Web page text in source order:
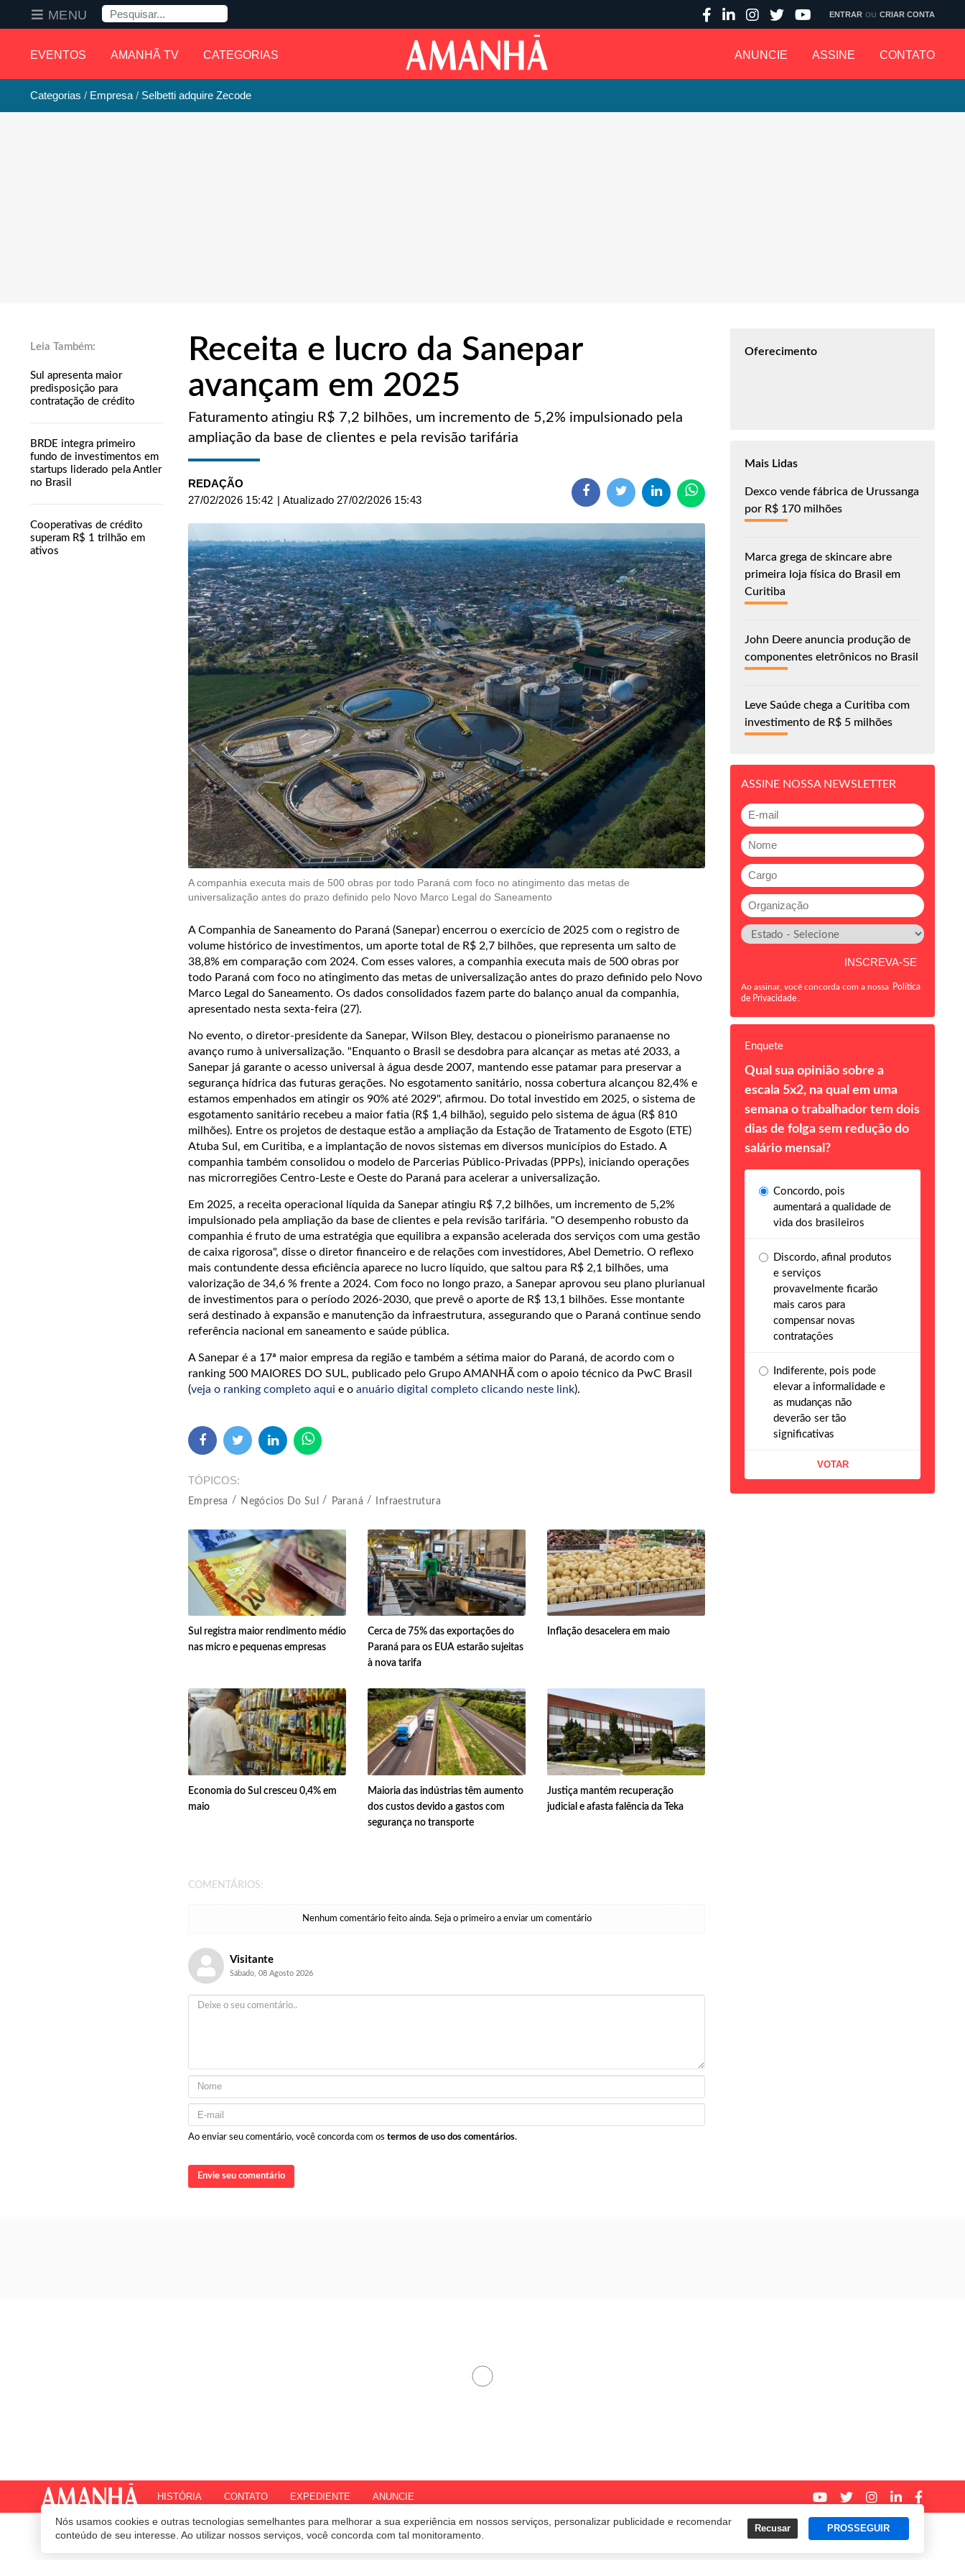
EVENTOS AMANHÃ TV CATEGORIAS ANUNCIE ASSINE CONTATO
MENU Pesquisa ENTRAR ou CRIAR CONTA
Nós usamos cookies e outras tecnologias semelhantes para melhorar a sua experiência em nossos serviços, personalizar publicidade e recomendar
conteúdo de seu interesse. Ao utilizar nossos serviços, você concorda com tal monitoramento.
Recusar PROSSEGUIR
Categorias Empresa Selbetti adquire Zecode
Sul apresenta maior
predisposição para
contratação de crédito
BRDE integra primeiro
fundo de investimentos em
startups liderado pela Antler
no Brasil
Cooperativas de crédito
superam R$ 1 trilhão em
ativos
Receita e lucro da Sanepar
avançam em 2025
Faturamento atingiu R$ 7,2 bilhões, um incremento de 5,2% impulsionado pela
ampliação da base de clientes e pela revisão tarifária
REDAÇÃO
27/02/2026 15:42 | Atualizado 27/02/2026 15:43
A companhia executa mais de 500 obras por todo Paraná com foco no atingimento das metas de
universalização antes do prazo definido pelo Novo Marco Legal do Saneamento
A Companhia de Saneamento do Paraná (Sanepar) encerrou o exercício de 2025 com o registro de
volume histórico de investimentos, um aporte total de R$ 2,7 bilhões, que representa um salto de
38,8% em comparação com 2024. Com esses valores, a companhia executa mais de 500 obras por
todo Paraná com foco no atingimento das metas de universalização antes do prazo definido pelo Novo
Marco Legal do Saneamento. Os dados consolidados fazem parte do balanço anual da companhia,
apresentado nesta sexta-feira (27).
No evento, o diretor-presidente da Sanepar, Wilson Bley, destacou o pioneirismo paranaense no
avanço rumo à universalização. "Enquanto o Brasil se desdobra para alcançar as metas até 2033, a
Sanepar já garante o acesso universal à água desde 2007, mantendo esse patamar para preservar a
segurança hídrica das futuras gerações. No esgotamento sanitário, nossa cobertura alcançou 82,4% e
estamos empenhados em atingir os 90% até 2029", afirmou. Do total investido em 2025, o sistema de
esgotamento sanitário recebeu a maior fatia (R$ 1,4 bilhão), seguido pelo sistema de água (R$ 810
milhões). Entre os projetos de destaque estão a ampliação da Estação de Tratamento de Esgoto (ETE)
Atuba Sul, em Curitiba, e a implantação de novos sistemas em diversos municípios do Estado. A
companhia também consolidou o modelo de Parcerias Público-Privadas (PPPs), iniciando operações
nas microrregiões Centro-Leste e Oeste do Paraná para acelerar a universalização.
Em 2025, a receita operacional líquida da Sanepar atingiu R$ 7,2 bilhões, um incremento de 5,2%
impulsionado pela ampliação da base de clientes e pela revisão tarifária. "O desempenho robusto da
companhia é fruto de uma estratégia que equilibra a expansão acelerada dos serviços com uma gestão
de caixa rigorosa", disse o diretor financeiro e de relações com investidores, Abel Demetrio. O reflexo
mais contundente dessa eficiência aparece no lucro líquido, que saltou para R$ 2,1 bilhões, uma
valorização de 34,6 % frente a 2024. Com foco no longo prazo, a Sanepar aprovou seu plano plurianual
de investimentos para o período 2026-2030, que prevê o aporte de R$ 13,1 bilhões. Esse montante
será destinado à expansão e manutenção da infraestrutura, assegurando que o Paraná continue sendo
referência nacional em saneamento e saúde pública.
A Sanepar é a 17ª maior empresa da região e também a sétima maior do Paraná, de acordo com o
ranking 500 MAIORES DO SUL, publicado pelo Grupo AMANHÃ com o apoio técnico da PwC Brasil
(veja o ranking completo aqui e o anuário digital completo clicando neste link).
TÓPICOS
Empresa Negócios Do Sul Paraná Infraestrutura
Sul registra maior rendimento médio
nas micro e pequenas empresas
Cerca de 75% das exportações do
Paraná para os EUA estarão sujeitas
à nova tarifa
Inflação desacelera em maio
Economia do Sul cresceu 0,4% em
maio
Maioria das indústrias têm aumento
dos custos devido a gastos com
segurança no transporte
Justiça mantém recuperação
judicial e afasta falência da Teka
COMENTÁRIOS:
Nenhum comentário feito ainda. Seja o primeiro a enviar um comentário
Visitante
Sábado, 08 Agosto 2026
Ao enviar seu comentário, você concorda com os termos de uso dos comentários.
Envie seu comentário
Oferecimento
Mais Lidas
Dexco vende fábrica de Urussanga
por R$ 170 milhões
Marca grega de skincare abre
primeira loja física do Brasil em
Curitiba
John Deere anuncia produção de
componentes eletrônicos no Brasil
Leve Saúde chega a Curitiba com
investimento de R$ 5 milhões
ASSINE NOSSA NEWSLETTER
Ao assinar, você concorda com a nossa Política
de Privacidade
Enquete
Qual sua opinião sobre a
escala 5x2, na qual em uma
semana o trabalhador tem dois
dias de folga sem redução do
salário mensal?
Concordo, pois
aumentará a qualidade de
vida dos brasileiros
Discordo, afinal produtos
e serviços
provavelmente ficarão
mais caros para
compensar novas
contratações
Indiferente, pois pode
elevar a informalidade e
as mudanças não
deverão ser tão
significativas
HISTÓRIA CONTATO EXPEDIENTE ANUNCIE
© 2020 Revista Amanhã. Todos os direitos reservados.Desenvolvido por Termos e Políticas de Uso Privacidade